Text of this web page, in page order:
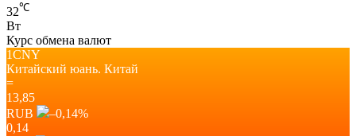
32℃
Вт
Курс обмена валют
1CNY
Китайский юань. Китай
=
13,85
RUB
–0,14%
0,14